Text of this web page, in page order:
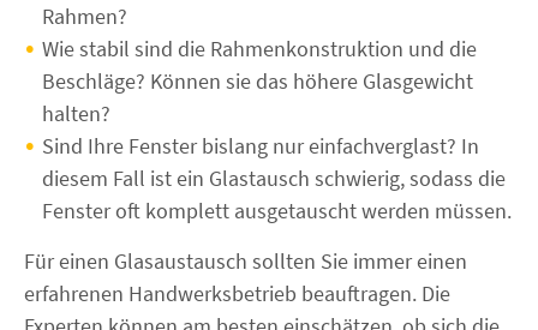
Rahmen?
Wie stabil sind die Rahmenkonstruktion und die
Beschläge? Können sie das höhere Glasgewicht
halten?
Sind Ihre Fenster bislang nur einfachverglast? In
diesem Fall ist ein Glastausch schwierig, sodass die
Fenster oft komplett ausgetauscht werden müssen.
Für einen Glasaustausch sollten Sie immer einen
erfahrenen Handwerksbetrieb beauftragen. Die